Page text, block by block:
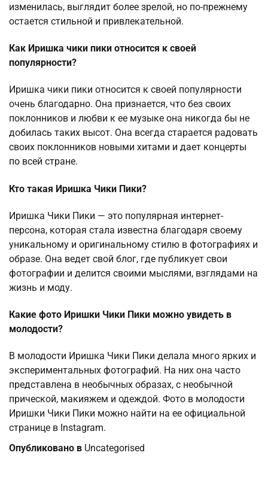
изменилась, выглядит более зрелой, но по-прежнему
остается стильной и привлекательной.
Как Иришка чики пики относится к своей
популярности?
Иришка чики пики относится к своей популярности
очень благодарно. Она признается, что без своих
поклонников и любви к ее музыке она никогда бы не
добилась таких высот. Она всегда старается радовать
своих поклонников новыми хитами и дает концерты
по всей стране.
Кто такая Иришка Чики Пики?
Иришка Чики Пики — это популярная интернет-
персона, которая стала известна благодаря своему
уникальному и оригинальному стилю в фотографиях и
образе. Она ведет свой блог, где публикует свои
фотографии и делится своими мыслями, взглядами на
жизнь и моду.
Какие фото Иришки Чики Пики можно увидеть в
молодости?
В молодости Иришка Чики Пики делала много ярких и
экспериментальных фотографий. На них она часто
представлена в необычных образах, с необычной
прической, макияжем и одеждой. Фото в молодости
Иришки Чики Пики можно найти на ее официальной
странице в Instagram.
Опубликовано в Uncategorised